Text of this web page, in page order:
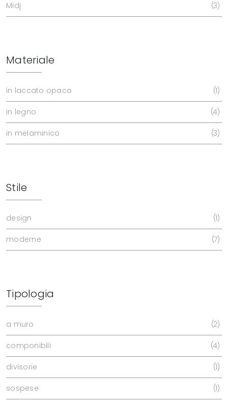
Midj 3
Materiale
in laccato opaco 1
in legno 4
in melaminico 3
Stile
design 1
moderne 7
Tipologia
a muro 2
componibili 4
divisorie 1
sospese 1